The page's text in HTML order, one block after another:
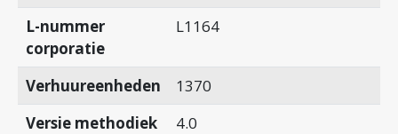
L-nummer
corporatie
L1164
Verhuureenheden
1370
Versie methodiek
4.0